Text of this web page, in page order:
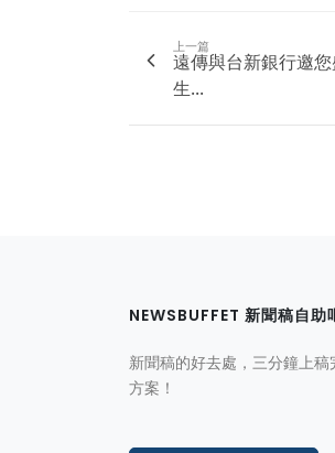
上一篇
遠傳與台新銀行邀
生...
NEWSBUFFET 新聞稿自助
新聞稿的好去處，三分鐘上
方案！